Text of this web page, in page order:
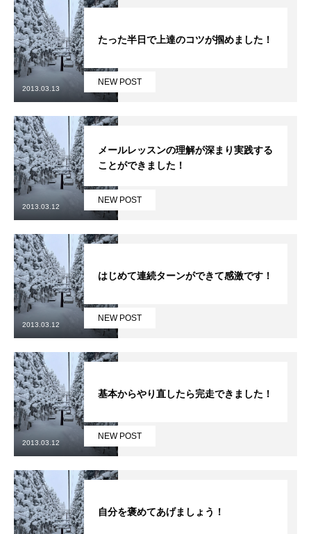
講師から選ぶ
インストラクター募集
インストラクター一覧
レッスンレポート Report
よくある質問
レッスン内容について
レッスン周辺に関して
お申し込みについて
動画で学ぶ
最新レッスン動画
レッスン動画一覧
コブ斜面の滑り方解説動画
無料プレゼント動画
プレゼント
プレゼント付メルマガ
NEW POST
たった半日で上達のコツが掴めました！
2013.03.13
NEW POST
メールレッスンの理解が深まり実践する
ことができました！
2013.03.12
NEW POST
はじめて連続ターンができて感激です！
2013.03.12
NEW POST
基本からやり直したら完走できました！
2013.03.12
自分を褒めてあげましょう！